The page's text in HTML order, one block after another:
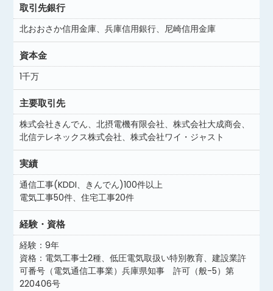
取引先銀行
北おおさか信用金庫、兵庫信用銀行、尼崎信用金庫
資本金
1千万
主要取引先
株式会社きんでん、北摂電機有限会社、株式会社大成商会、
北信テレネックス株式会社、株式会社ワイ・ジャスト
実績
通信工事(KDDI、きんでん)100件以上
電気工事50件、住宅工事20件
経験・資格
経験：9年
資格：電気工事士2種、低圧電気取扱い特別教育、建設業許
可番号（電気通信工事業）兵庫県知事 許可（般-5）第
220406号